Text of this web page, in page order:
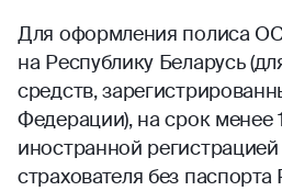
Для оформления полиса
на Республику Беларусь
средств,
Федерации), на срок менее
иностранной
страхователя без